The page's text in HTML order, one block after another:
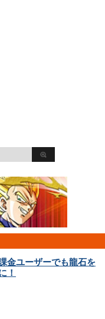
金ユーザーでも龍石を
！